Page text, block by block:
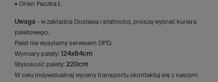
• Orlen Paczka L
Uwaga - w zakładce Dostawa i płatności, proszę wybrać kuriera
paletowego.
Palet nie wysyłamy serwisem DPD.
Wymiary palety: 124x84cm
Wysokość palety: 220cm
W celu indywidualnej wyceny transportu skontaktuj się z naszym